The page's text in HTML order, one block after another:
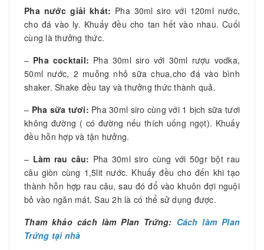
Pha nước giải khát: Pha 30ml siro với 120ml nước,
cho đá vào ly. Khuấy đều cho tan hết vào nhau. Cuối
cùng là thưởng thức.
– Pha cocktail: Pha 30ml siro với 30ml rượu vodka,
50ml nước, 2 muỗng nhỏ sữa chua,cho đá vào bình
shaker. Shake đều tay và thưởng thức thành quả.
– Pha sữa tươi: Pha 30ml siro cùng với 1 bịch sữa tươi
không đường ( có đường nếu thích uống ngọt). Khuấy
đều hỗn hợp và tận hưởng.
– Làm rau câu: Pha 30ml siro cùng với 50gr bột rau
câu giòn cùng 1,5lit nước. Khuấy đều cho đến khi tạo
thành hỗn hợp rau câu, sau đó đổ vào khuôn đợi nguội
bỏ vào ngăn mát. Sau 2h là có thể sử dụng được.
Tham khảo cách làm Plan Trứng: Cách làm Plan
Trứng tại nhà